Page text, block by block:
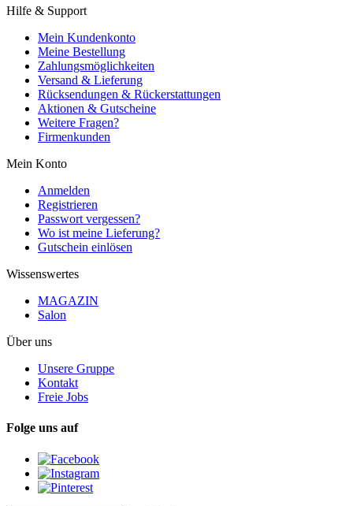
Hilfe & Support
Mein Kundenkonto
Meine Bestellung
Zahlungsmöglichkeiten
Versand & Lieferung
Rücksendungen & Rückerstattungen
Aktionen & Gutscheine
Weitere Fragen?
Firmenkunden
Mein Konto
Anmelden
Registrieren
Passwort vergessen?
Wo ist meine Lieferung?
Gutschein einlösen
Wissenswertes
MAGAZIN
Salon
Über uns
Unsere Gruppe
Kontakt
Freie Jobs
Folge uns auf